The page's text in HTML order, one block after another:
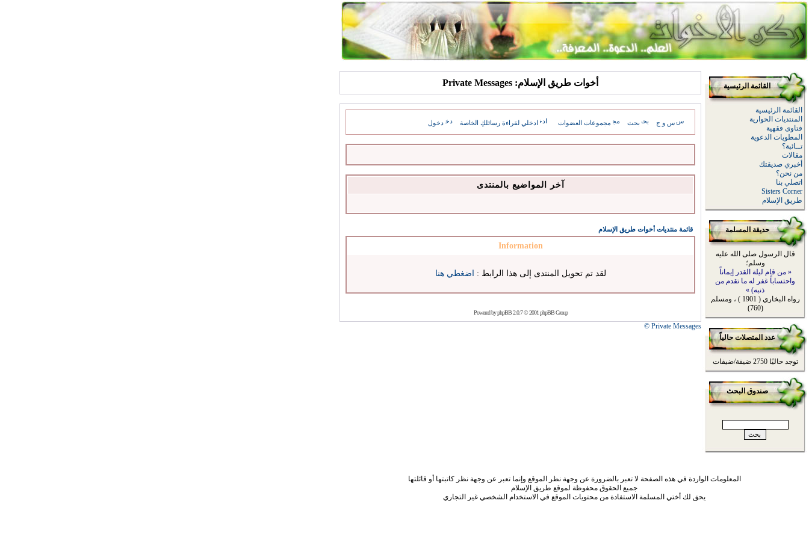
القائمة الرئيسية
القائمة الرئيسية
المنتديات الحوارية
فتاوى فقهية
المطويات الدعوية
تــائبة؟
مقالات
أخبري صديقتك
من نحن؟
اتصلي بنا
Sisters Corner
طريق الإسلام
حديقة المسلمة
قال الرسول صلى الله عليه
وسلم؛
« من قام ليلة القدر إيماناً
واحتساباً غفر له ما تقدم من
ذنبه) »
رواه البخاري ( 1901 ) ، ومسلم
(760)
عدد المتصلات حالياً
توجد حاليًا 2750 ضيفة/ضيفات
صندوق البحث
أخوات طريق الإسلام: Private Messages
س و ج بحث مجموعات العضوات ادخلي لقراءة رسائلكِ الخاصة دخول
آخر المواضيع بالمنتدى
قائمة منتديات أخوات طريق الإسلام
Information
لقد تم تحويل المنتدى إلى هذا الرابط : اضغطي هنا
Powered byphpBB2.0.7 © 2001 phpBB Group
Private Messages ©
المعلومات الواردة في هذه الصفحة لا تعبر بالضرورة عن وجهة نظر الموقع وإنما تعبر عن وجهة نظر كاتبتها أو قائلتها
جميع الحقوق محفوظة لموقع طريق الإسلام
يحق لك أختي المسلمة الاستفادة من محتويات الموقع في الاستخدام الشخصي غير التجاري